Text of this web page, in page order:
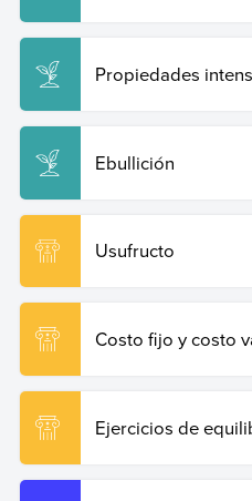
Propiedades
Ebullición
Usufructo
Costo fijo y costo
Ejercicios de